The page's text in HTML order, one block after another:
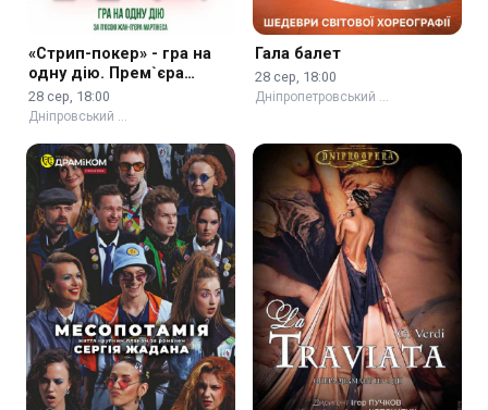
«Стрип-покер» - гра на
одну дію. Прем`єра
сезону
28 сер, 18:00
Дніпровський …
Гала балет
28 сер, 18:00
Дніпропетровський …